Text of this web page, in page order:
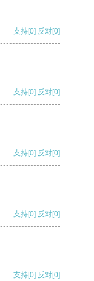
支持[0] 反对[0]
支持[0] 反对[0]
支持[0] 反对[0]
支持[0] 反对[0]
支持[0] 反对[0]